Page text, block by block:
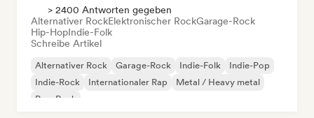
> 2400 Antworten gegeben
Alternativer RockElektronischer RockGarage-Rock
Hip-HopIndie-Folk
Schreibe Artikel
Alternativer Rock Garage-Rock Indie-Folk
Indie-Pop
Indie-Rock
Internationaler Rap
Metal / Heavy metal
Pop-Rock